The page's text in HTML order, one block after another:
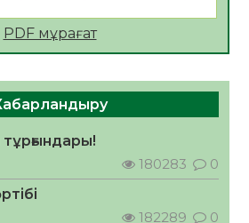
– БОЛАШАҚҚА
65 0
66 0
PDF мұрағат
180283
0
182289 0